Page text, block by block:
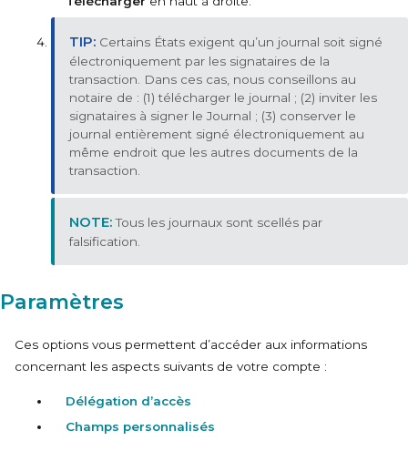
Certains États exigent qu’un journal soit signé
électroniquement par les signataires de la
transaction. Dans ces cas, nous conseillons au
notaire de : (1) télécharger le journal ; (2) inviter les
signataires à signer le Journal ; (3) conserver le
journal entièrement signé électroniquement au
même endroit que les autres documents de la
transaction.
Tous les journaux sont scellés par
falsification.
Paramètres
Ces options vous permettent d’accéder aux informations
concernant les aspects suivants de votre compte :
Délégation d’accès
Champs personnalisés